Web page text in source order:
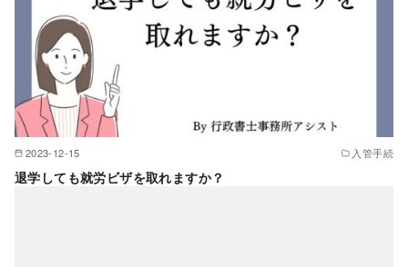
2023-12-15 入管手続
退学しても就労ビザを取れますか？